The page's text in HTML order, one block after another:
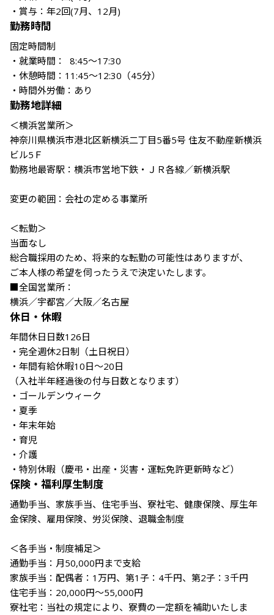
・賞与：年2回(7月、12月)
勤務時間
固定時間制
・就業時間：  8:45～17:30
・休憩時間：11:45～12:30（45分）
・時間外労働：あり
勤務地詳細
＜横浜営業所＞
神奈川県横浜市港北区新横浜二丁目5番5号 住友不動産新横浜
ビル5Ｆ
勤務地最寄駅：横浜市営地下鉄・ＪＲ各線／新横浜駅
変更の範囲：会社の定める事業所
＜転勤＞
当面なし
総合職採用のため、将来的な転勤の可能性はありますが、
ご本人様の希望を伺ったうえで決定いたします。
■全国営業所：
休日・休暇
年間休日日数126日
・完全週休2日制（土日祝日）
・年間有給休暇10日～20日
（入社半年経過後の付与日数となります）
・ゴールデンウィーク
・夏季
・年末年始
・育児
・介護
・特別休暇（慶弔・出産・災害・運転免許更新時など）
保険・福利厚生制度
通勤手当、家族手当、住宅手当、寮社宅、健康保険、厚生年
金保険、雇用保険、労災保険、退職金制度
＜各手当・制度補足＞
通勤手当：月50,000円まで支給
家族手当：配偶者：1万円、第1子：4千円、第2子：3千円
住宅手当：20,000円～55,000円
寮社宅：当社の規定により、寮費の一定額を補助いたしま